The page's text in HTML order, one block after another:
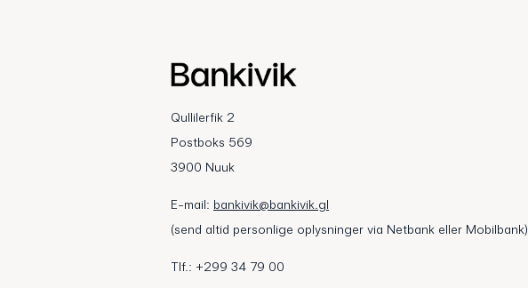
Qullilerfik 2
Postboks 569
3900 Nuuk
E-mail: bankivik@bankivik.gl
(send altid personlige oplysninger via Netbank eller Mobilbank)
Tlf.: +299 34 79 00